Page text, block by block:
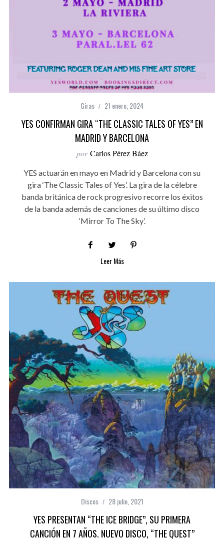
Giras 21 enero, 2024
YES CONFIRMAN GIRA “THE CLASSIC TALES OF YES” EN
MADRID Y BARCELONA
por Carlos Pérez Báez
YES actuarán en mayo en Madrid y Barcelona con su
gira ‘The Classic Tales of Yes’. La gira de la célebre
banda británica de rock progresivo recorre los éxitos
de la banda además de canciones de su último disco
‘Mirror To The Sky’.
Leer Más
Discos 28 julio, 2021
YES PRESENTAN “THE ICE BRIDGE”, SU PRIMERA
CANCIÓN EN 7 AÑOS. NUEVO DISCO, “THE QUEST”